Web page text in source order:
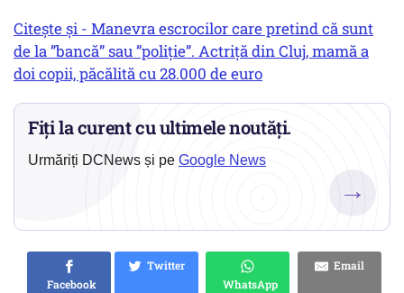
Citește și - Manevra escrocilor care pretind că sunt
de la ”bancă” sau ”poliție”. Actriță din Cluj, mamă a
doi copii, păcălită cu 28.000 de euro
Fiți la curent cu ultimele noutăți.
Urmăriți DCNews și pe Google News
→
Facebook
Twitter
WhatsApp
Email